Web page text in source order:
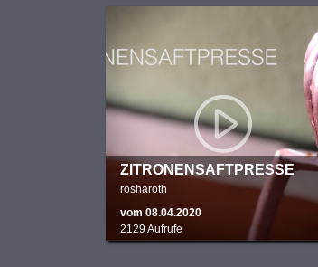
ZITRONENSAFTPRESSE
rosharoth
vom 08.04.2020
2129 Aufrufe